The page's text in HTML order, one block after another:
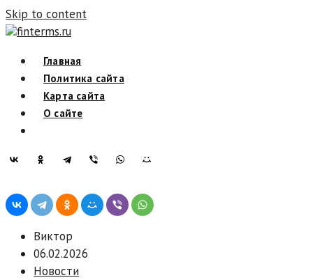
Skip to content
finterms.ru
Главная
Политика сайта
Карта сайта
О сайте
Виктор
06.02.2026
Новости